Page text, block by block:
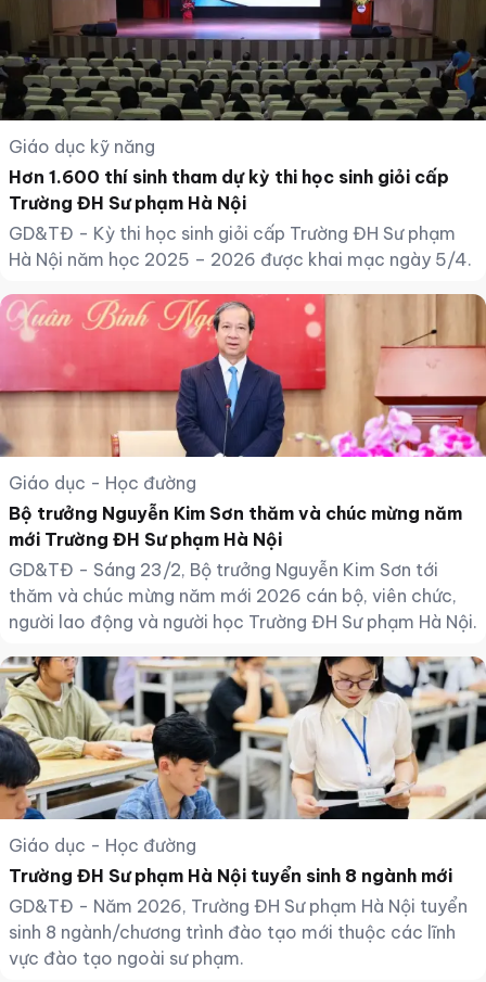
Giáo dục kỹ năng
Hơn 1.600 thí sinh tham dự kỳ thi học sinh giỏi cấp
Trường ĐH Sư phạm Hà Nội
GD&TĐ - Kỳ thi học sinh giỏi cấp Trường ĐH Sư phạm
Hà Nội năm học 2025 – 2026 được khai mạc ngày 5/4.
Giáo dục - Học đường
Bộ trưởng Nguyễn Kim Sơn thăm và chúc mừng năm
mới Trường ĐH Sư phạm Hà Nội
GD&TĐ - Sáng 23/2, Bộ trưởng Nguyễn Kim Sơn tới
thăm và chúc mừng năm mới 2026 cán bộ, viên chức,
người lao động và người học Trường ĐH Sư phạm Hà Nội.
Giáo dục - Học đường
Trường ĐH Sư phạm Hà Nội tuyển sinh 8 ngành mới
GD&TĐ - Năm 2026, Trường ĐH Sư phạm Hà Nội tuyển
sinh 8 ngành/chương trình đào tạo mới thuộc các lĩnh
vực đào tạo ngoài sư phạm.